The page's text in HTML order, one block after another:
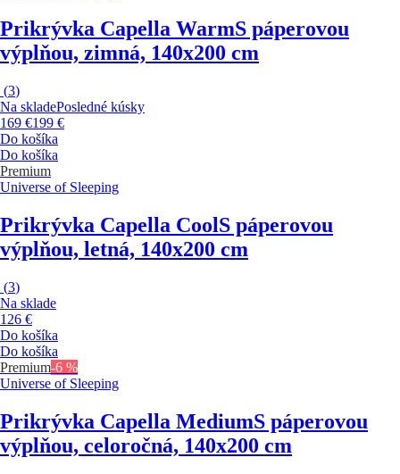
Prikrývka Capella WarmS páperovou
výplňou, zimná, 140x200 cm
(3)
Na skladePosledné kúsky
169 €199 €
Do košíka
Do košíka
Premium
Universe of Sleeping
Prikrývka Capella CoolS páperovou
výplňou, letná, 140x200 cm
(3)
Na sklade
126 €
Do košíka
Do košíka
Premium-6 %
Universe of Sleeping
Prikrývka Capella MediumS páperovou
výplňou, celoročná, 140x200 cm